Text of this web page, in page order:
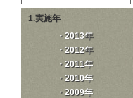
1.実施年
・2013年
・2012年
・2011年
・2010年
・2009年